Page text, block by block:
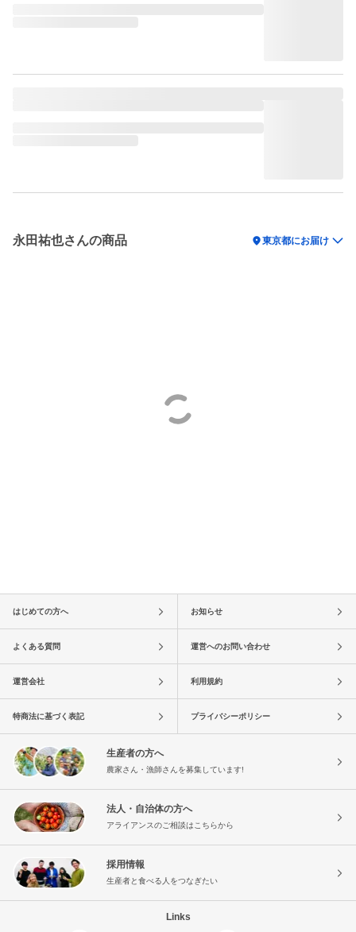
永田祐也さんの商品 location_on東京都にお届け
はじめての方へ お知らせ
よくある質問 運営へのお問い合わせ
運営会社 利用規約
特商法に基づく表記 プライバシーポリシー
生産者の方へ
農家さん・漁師さんを募集しています!
法人・自治体の方へ
アライアンスのご相談はこちらから
採用情報
生産者と食べる人をつなぎたい
Links